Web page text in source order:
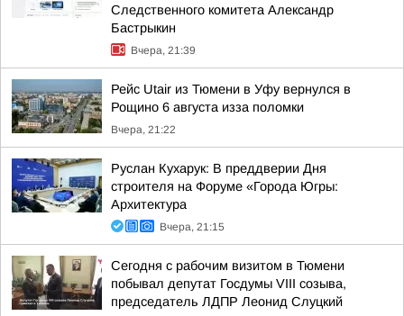
Следственного комитета Александр
Бастрыкин
Вчера, 21:39
Рейс Utair из Тюмени в Уфу вернулся в
Рощино 6 августа изза поломки
Вчера, 21:22
Руслан Кухарук: В преддверии Дня
строителя на Форуме «Города Югры:
Архитектура
Вчера, 21:15
Сегодня с рабочим визитом в Тюмени
побывал депутат Госдумы VIII созыва,
председатель ЛДПР Леонид Слуцкий